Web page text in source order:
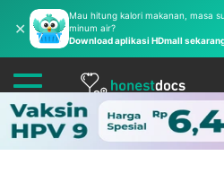
✕
Mau hitung kalori makanan, masa
minum air?
Download aplikasi HDmall